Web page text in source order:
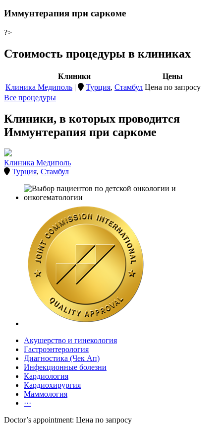
Иммунтерапия при саркоме
?>
Стоимость процедуры в клиниках
Клиники
Цены
Клиника Медиполь | Турция, Стамбул Цена по запросу
Все процедуры
Клиники, в которых проводится
Иммунтерапия при саркоме
Клиника Медиполь
Турция, Стамбул
Акушерство и гинекология
Гастроэнтерология
Диагностика (Чек Ап)
Инфекционные болезни
Кардиология
Кардиохирургия
Маммология
···
Doctor’s appointment: Цена по запросу